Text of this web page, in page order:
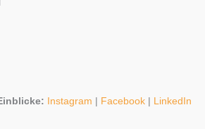
Instagram | Facebook | LinkedIn